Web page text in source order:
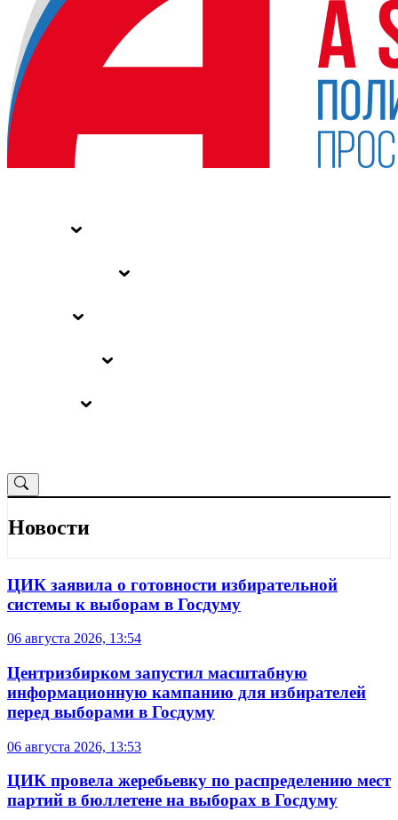
Новости
ЦИК заявила о готовности избирательной
системы к выборам в Госдуму
06 августа 2026, 13:54
Центризбирком запустил масштабную
информационную кампанию для избирателей
перед выборами в Госдуму
06 августа 2026, 13:53
ЦИК провела жеребьевку по распределению мест
партий в бюллетене на выборах в Госдуму